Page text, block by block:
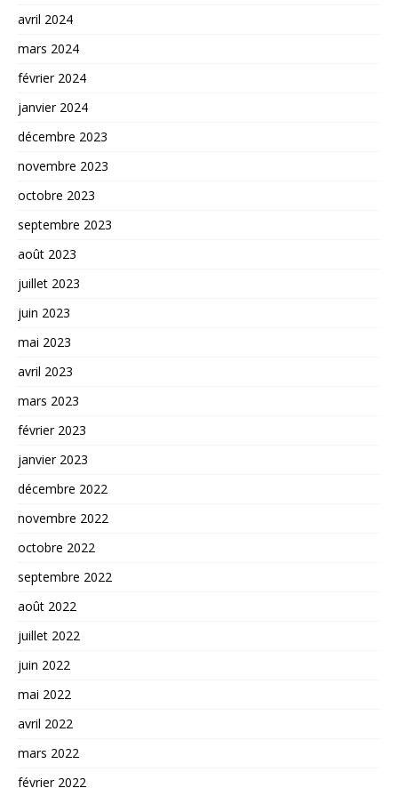
avril 2024
mars 2024
février 2024
janvier 2024
décembre 2023
novembre 2023
octobre 2023
septembre 2023
août 2023
juillet 2023
juin 2023
mai 2023
avril 2023
mars 2023
février 2023
janvier 2023
décembre 2022
novembre 2022
octobre 2022
septembre 2022
août 2022
juillet 2022
juin 2022
mai 2022
avril 2022
mars 2022
février 2022